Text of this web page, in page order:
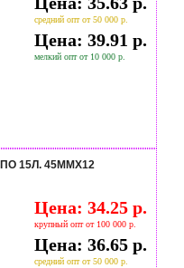
средний опт от 50 000 р.
Цена: 39.91 р.
мелкий опт от 10 000 р.
15Л. 45ММХ12
Цена: 34.25 р.
крупный опт от 100 000 р.
Цена: 36.65 р.
средний опт от 50 000 р.